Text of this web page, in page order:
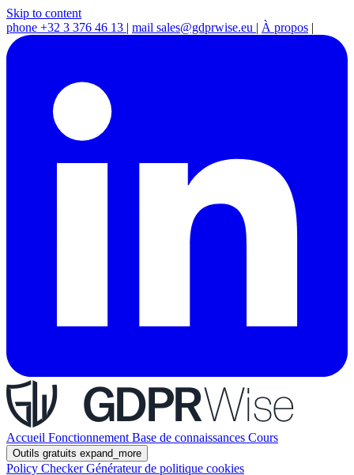
Skip to content
phone +32 3 376 46 13 | mail sales@gdprwise.eu | À propos |
Accueil Fonctionnement Base de connaissances Cours
Outils gratuits expand_more
Policy CheckerGénérateur de politique cookies